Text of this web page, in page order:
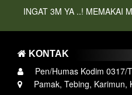
YA ..! MEMAKAI MASKER,
KONTAK
Pen/Humas Kodim 0317/
Pamak, Tebing, Karimun,